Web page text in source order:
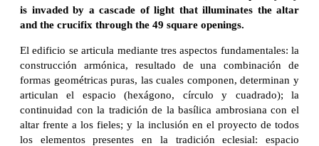
is invaded by a cascade of light that illuminates the altar
and the crucifix through the 49 square openings.
El edificio se articula mediante tres aspectos fundamentales: la
construcción armónica, resultado de una combinación de
formas geométricas puras, las cuales componen, determinan y
articulan el espacio (hexágono, círculo y cuadrado); la
continuidad con la tradición de la basílica ambrosiana con el
altar frente a los fieles; y la inclusión en el proyecto de todos
los elementos presentes en la tradición eclesial: espacio